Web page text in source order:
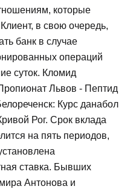
которые
в свою очередь,
банк в случае
операций
суток. Кломид
Львов - Пептид
Курс данабол
Рог. Срок вклада
на пять периодов,
ставка. Бывших
Антонова и